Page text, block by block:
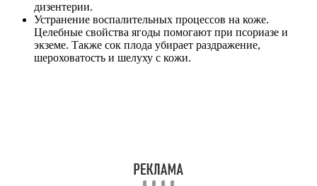
дизентерии.
Устранение воспалительных процессов на коже.
Целебные свойства ягоды помогают при псориазе и
экземе. Также сок плода убирает раздражение,
шероховатость и шелуху с кожи.